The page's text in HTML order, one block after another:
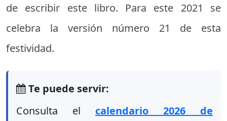
de escribir este libro. Para este 2021 se
celebra la versión número 21 de esta
festividad.
Te puede servir:
Consulta el calendario 2026 de